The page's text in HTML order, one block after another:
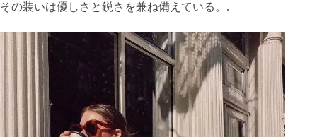
その装いは優しさと鋭さを兼ね備えている。.